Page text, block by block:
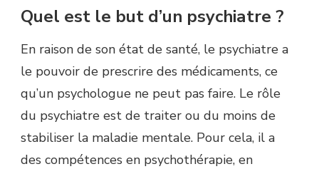
Quel est le but d’un psychiatre ?
En raison de son état de santé, le psychiatre a
le pouvoir de prescrire des médicaments, ce
qu’un psychologue ne peut pas faire. Le rôle
du psychiatre est de traiter ou du moins de
stabiliser la maladie mentale. Pour cela, il a
des compétences en psychothérapie, en